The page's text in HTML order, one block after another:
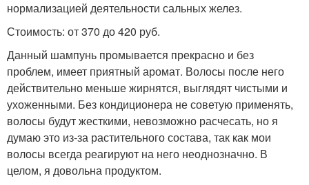
нормализацией деятельности сальных желез.
Стоимость: от 370 до 420 руб.
Данный шампунь промывается прекрасно и без
проблем, имеет приятный аромат. Волосы после него
действительно меньше жирнятся, выглядят чистыми и
ухоженными. Без кондиционера не советую применять,
волосы будут жесткими, невозможно расчесать, но я
думаю это из-за растительного состава, так как мои
волосы всегда реагируют на него неоднозначно. В
целом, я довольна продуктом.